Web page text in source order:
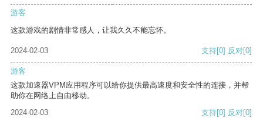
游客
这款游戏的剧情非常感人，让我久久不能忘怀。
2024-02-03 支持[0] 反对[0]
游客
这款加速器VPM应用程序可以给你提供最高速度和安全性的连接，并帮
助你在网络上自由移动。
2024-02-03
支持[0] 反对[0]